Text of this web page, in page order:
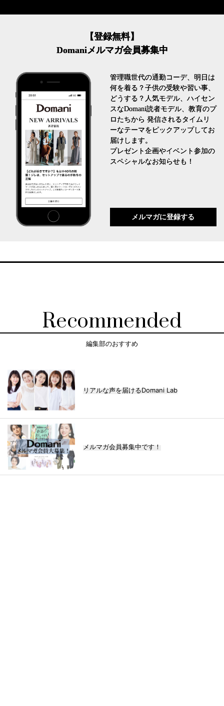
【登録無料】
Domaniメルマガ会員募集中
管理職世代の通勤コーデ、明日は
何を着る？子供の受験や習い事、
どうする？人気モデル、ハイセン
スなDomani読者モデル、教育のプ
ロたちから 発信されるタイムリ
ーなテーマをピックアップしてお
届けします。
プレゼント企画やイベント参加の
スペシャルなお知らせも！
メルマガに登録する
Recommended
編集部のおすすめ
リアルな声を届けるDomani Lab
メルマガ会員募集中です！